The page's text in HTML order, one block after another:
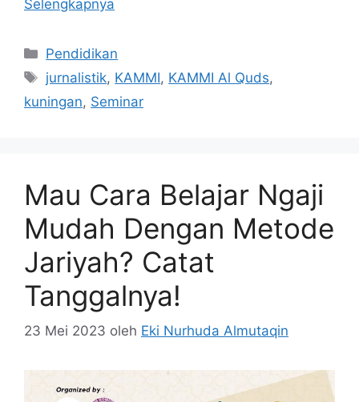
Selengkapnya
Kategori
Pendidikan
Tag
jurnalistik, KAMMI, KAMMI Al Quds,
kuningan, Seminar
Mau Cara Belajar Ngaji
Mudah Dengan Metode
Jariyah? Catat
Tanggalnya!
23 Mei 2023 oleh Eki Nurhuda Almutaqin